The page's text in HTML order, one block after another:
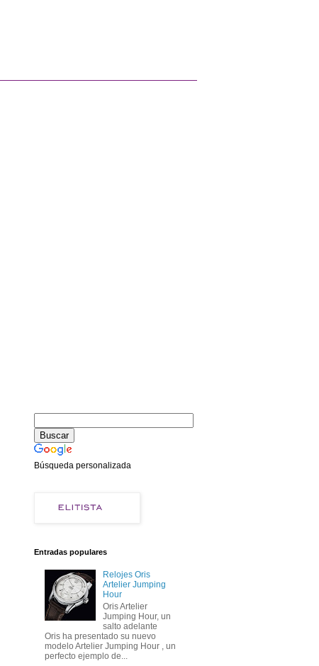
Búsqueda personalizada
Entradas populares
Relojes Oris
Artelier Jumping
Hour
Oris Artelier
Jumping Hour, un
salto adelante
Oris ha presentado su nuevo
modelo Artelier Jumping Hour , un
perfecto ejemplo de...